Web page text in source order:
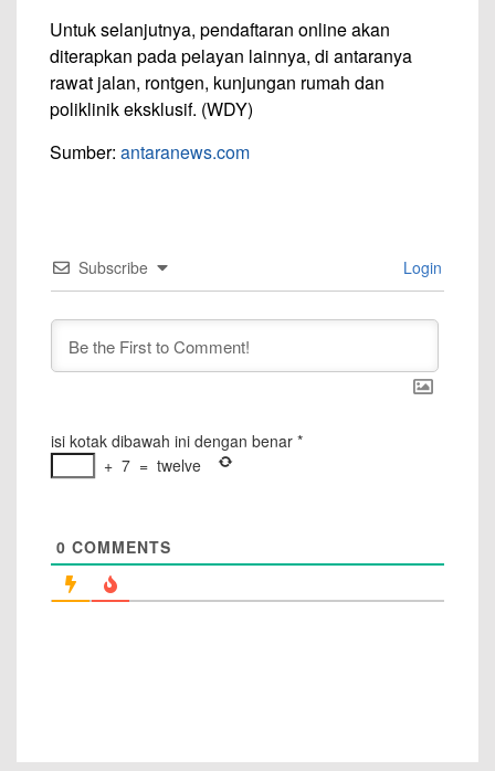
Untuk selanjutnya, pendaftaran online akan
diterapkan pada pelayan lainnya, di antaranya
rawat jalan, rontgen, kunjungan rumah dan
poliklinik eksklusif. (WDY)
Sumber: antaranews.com
Subscribe Login
isi kotak dibawah ini dengan benar *
+ 7 = twelve
0 COMMENTS